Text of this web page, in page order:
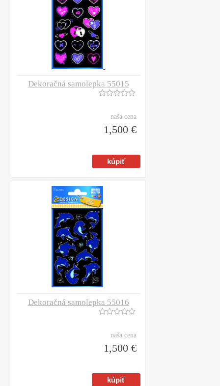
Dekoračná samolepka 55015
naša cena
1,500 €
Dekoračná samolepka 55016
naša cena
1,500 €